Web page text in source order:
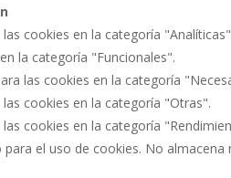
cookies en la categoría
la categoría "Funcionales".
las cookies en la categoría
cookies en la categoría "Otras".
cookies en la categoría
el uso de cookies. No almacena